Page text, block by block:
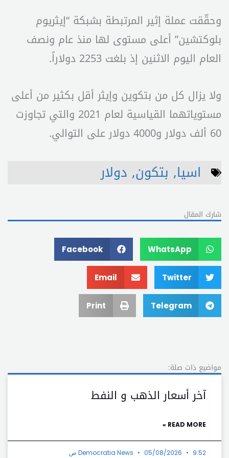
وحقّقت عملة إثير المرتبطة بشبكة “إيثريوم
بلوكتشين” أعلى مستوى لها منذ عام ونصف
العام اليوم الاثنين إذ بلغت 2253 دولاراً.
ولا يزال كل من بتكوين وإيثر أقل بكثير من أعلى
مستوياتهما القياسية لعام 2021 والتي تجاوزت
60 ألف دولار و4000 دولار على التوالي.
اسيا, بتكون, دولار
شارك المقال
WhatsApp
Facebook
Twitter
Email
Telegram
Print
مواضيع ذات صلة:
آخر أسعار الذهب و النفط
READ MORE »
Democratia News 05/08/2026 9:52 ص